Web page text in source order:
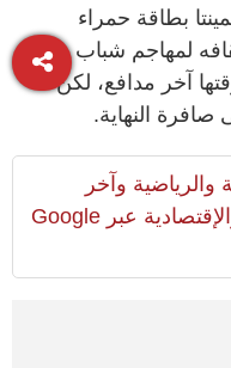
بطاقة حمراء
7+90 بعد إيقافه لمهاجم شباب
آخر مدافع، لكن
النهاية.
والرياضية وآخر
المستجدات السياسية والإقتصادية عبر Google